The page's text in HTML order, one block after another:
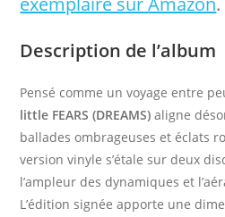
Description de l’album
Pensé comme un voyage entre
little FEARS (DREAMS) aligne
ballades ombrageuses et éclats
version vinyle s’étale sur deux
l’ampleur des dynamiques et
L’édition signée apporte une